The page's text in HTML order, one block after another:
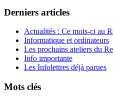
Derniers articles
Actualités : Ce mois-ci au
Informatique et ordinateurs
Les prochains ateliers du
Info importante
Les Infolettres déjà parues
Mots clés